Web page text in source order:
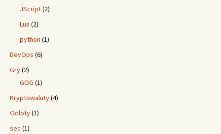
JScript(2)
Lua (2)
python (1)
DevOps (6)
Gry(2)
GOG (1)
Kryptowaluty(4)
Odloty(1)
sec (1)